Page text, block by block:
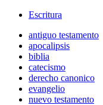
Escritura
antiguo testamento
apocalipsis
biblia
catecismo
derecho canonico
evangelio
nuevo testamento